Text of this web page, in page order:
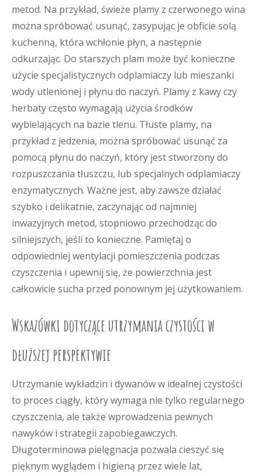
metod. Na przykład, świeże plamy z czerwonego wina
można spróbować usunąć, zasypując je obficie solą
kuchenną, która wchłonie płyn, a następnie
odkurzając. Do starszych plam może być konieczne
użycie specjalistycznych odplamiaczy lub mieszanki
wody utlenionej i płynu do naczyń. Plamy z kawy czy
herbaty często wymagają użycia środków
wybielających na bazie tlenu. Tłuste plamy, na
przykład z jedzenia, można spróbować usunąć za
pomocą płynu do naczyń, który jest stworzony do
rozpuszczania tłuszczu, lub specjalnych odplamiaczy
enzymatycznych. Ważne jest, aby zawsze działać
szybko i delikatnie, zaczynając od najmniej
inwazyjnych metod, stopniowo przechodząc do
silniejszych, jeśli to konieczne. Pamiętaj o
odpowiedniej wentylacji pomieszczenia podczas
czyszczenia i upewnij się, że powierzchnia jest
całkowicie sucha przed ponownym jej użytkowaniem.
Wskazówki dotyczące utrzymania czystości w
dłuższej perspektywie
Utrzymanie wykładzin i dywanów w idealnej czystości
to proces ciągły, który wymaga nie tylko regularnego
czyszczenia, ale także wprowadzenia pewnych
nawyków i strategii zapobiegawczych.
Długoterminowa pielęgnacja pozwala cieszyć się
pięknym wyglądem i higieną przez wiele lat,